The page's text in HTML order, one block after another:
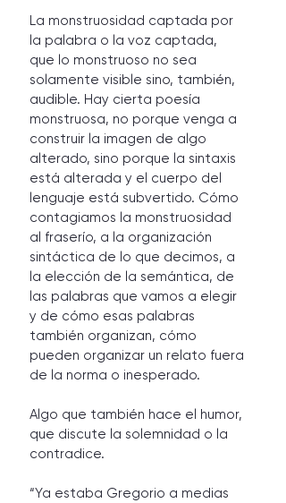
La monstruosidad captada por
la palabra o la voz captada,
que lo monstruoso no sea
solamente visible sino, también,
audible. Hay cierta poesía
monstruosa, no porque venga a
construir la imagen de algo
alterado, sino porque la sintaxis
está alterada y el cuerpo del
lenguaje está subvertido. Cómo
contagiamos la monstruosidad
al fraserío, a la organización
sintáctica de lo que decimos, a
la elección de la semántica, de
las palabras que vamos a elegir
y de cómo esas palabras
también organizan, cómo
pueden organizar un relato fuera
de la norma o inesperado.
Algo que también hace el humor,
que discute la solemnidad o la
contradice.
“Ya estaba Gregorio a medias